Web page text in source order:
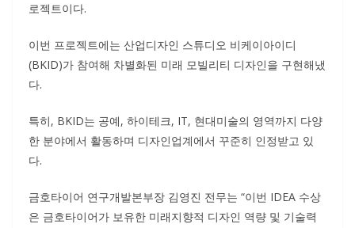
로젝트이다.
이번 프로젝트에는 산업디자인 스튜디오 비케이아이디
(BKID)가 참여해 차별화된 미래 모빌리티 디자인을 구현해냈
다.
특히, BKID는 공예, 하이테크, IT, 현대미술의 영역까지 다양
한 분야에서 활동하며 디자인업계에서 꾸준히 인정받고 있
다.
금호타이어 연구개발본부장 김영진 전무는 “이번 IDEA 수상
은 금호타이어가 보유한 미래지향적 디자인 역량 및 기술력